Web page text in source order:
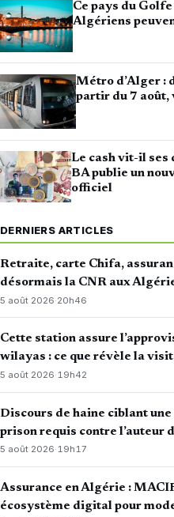
Ce pays du
Algériens
Métro d’Alger :
partir du 7 août,
Le cash vit-il ses
BA publie un
officiel
DERNIERS ARTICLES
Retraite, carte Chifa,
désormais la CNR aux
5 août 2026·20h46
Cette station assure
wilayas : ce que révèle la
5 août 2026·19h42
Discours de haine ciblant
prison requis contre l’auteur
5 août 2026·19h17
Assurance en Algérie :
écosystème digital pour